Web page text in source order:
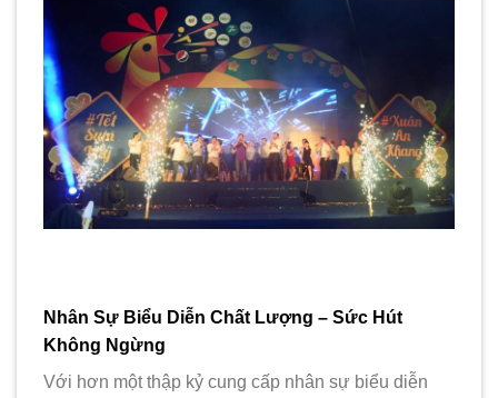
Nhân Sự Biểu Diễn Chất Lượng – Sức Hút
Không Ngừng
Với hơn một thập kỷ cung cấp nhân sự biểu diễn